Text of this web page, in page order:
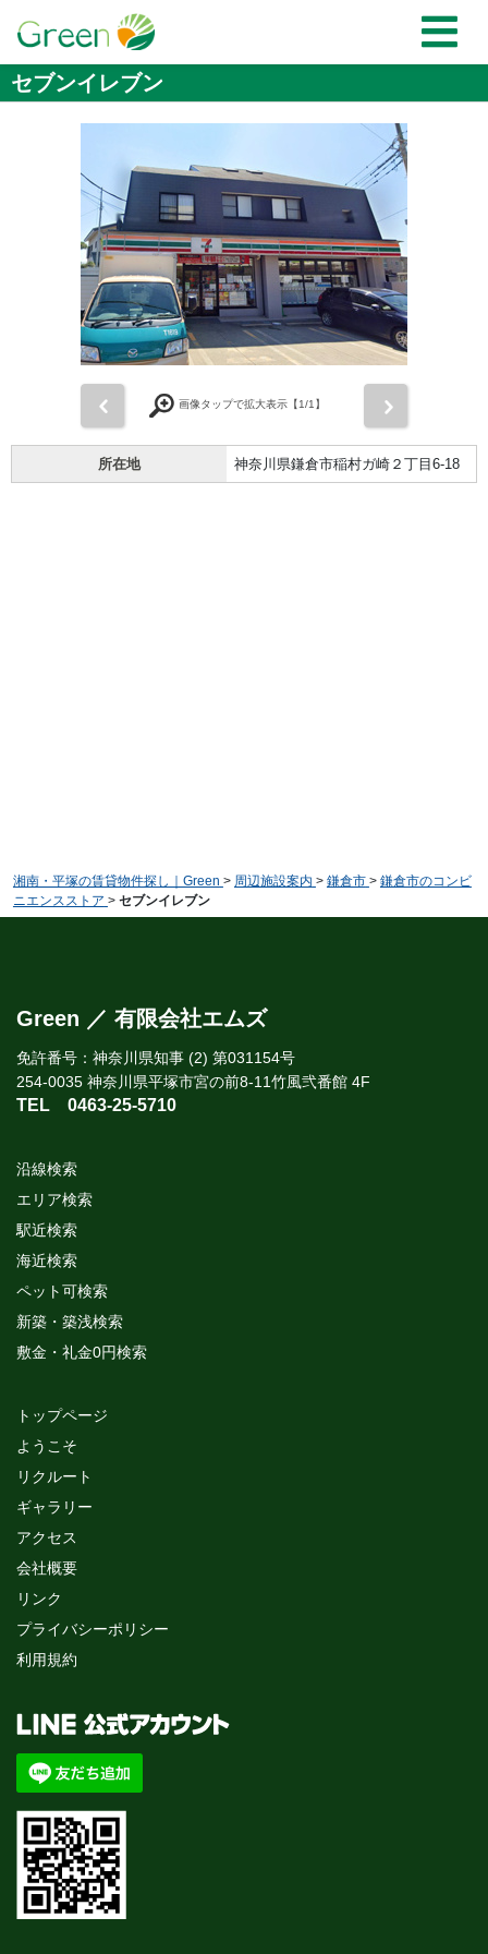
セブンイレブン
画像タップで拡大表示【1/1】
所在地 神奈川県鎌倉市稲村ガ崎２丁目6-18
湘南・平塚の賃貸物件探し｜Green > 周辺施設案内 > 鎌倉市 > 鎌倉市のコンビ
ニエンスストア > セブンイレブン
Green ／ 有限会社エムズ
免許番号：神奈川県知事 (2) 第031154号
254-0035 神奈川県平塚市宮の前8-11竹風弐番館 4F
TEL 0463-25-5710
沿線検索
エリア検索
駅近検索
海近検索
ペット可検索
新築・築浅検索
敷金・礼金0円検索
トップページ
ようこそ
リクルート
ギャラリー
アクセス
会社概要
リンク
プライバシーポリシー
利用規約